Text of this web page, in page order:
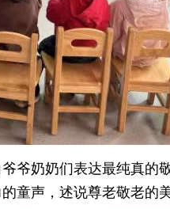
爷奶奶们表达最纯真的
童声，述说尊老敬老的美